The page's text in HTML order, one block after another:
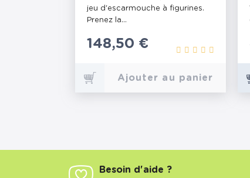
jeu d'escarmouche à figurines.
Prenez la...
Prix
148,50 €
Ajouter au panier
Besoin d'aide ?